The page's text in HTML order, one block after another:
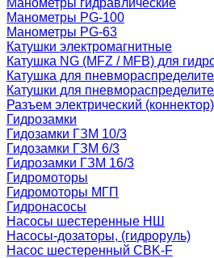
Манометры гидравлические
Манометры PG-100
Манометры PG-63
Катушки электромагнитные
Катушка NG (MFZ / MFB) для
Катушка для
Катушки для
Разъем электрический
Гидрозамки
Гидозамки ГЗМ 10/3
Гидозамки ГЗМ 6/3
Гидрозамки ГЗМ 16/3
Гидромоторы
Гидромоторы МГП
Гидронасосы
Насосы шестеренные НШ
Насосы-дозаторы, (гидроруль)
Насос шестеренный CBK-F